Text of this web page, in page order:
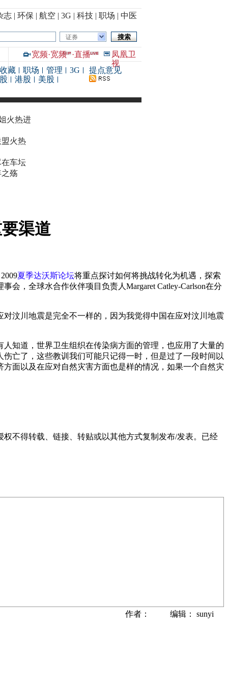
志| 环保 | 航空 | 3G | 科技| 职场 | 中医
证券
宽频·宽频 ·直播
凤凰卫
视
藏 职场 管理
3G
港股 美股
提点意见
火热进
火热
车坛
之殇
渠道
夏季达沃斯论坛将重点探讨如何将挑战转化为机遇，探索
，全球水合作伙伴项目负责人Margaret Catley-Carlson在分
汶川地震是完全不一样的，因为我觉得中国在应对汶川地震
知道，世界卫生组织在传染病方面的管理，也应用了大量的
亡了，这些教训我们可能只记得一时，但是过了一段时间以
面以及在应对自然灾害方面也是样的情况，如果一个自然灾
不得转载、链接、转贴或以其他方式复制发布/发表。已经
作者： 编辑： sunyi